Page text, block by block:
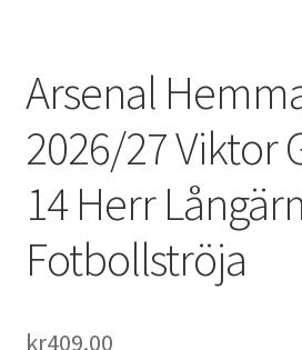
Arsenal
2026/27 Viktor
14 Herr
Fotbollströja
kr409.00